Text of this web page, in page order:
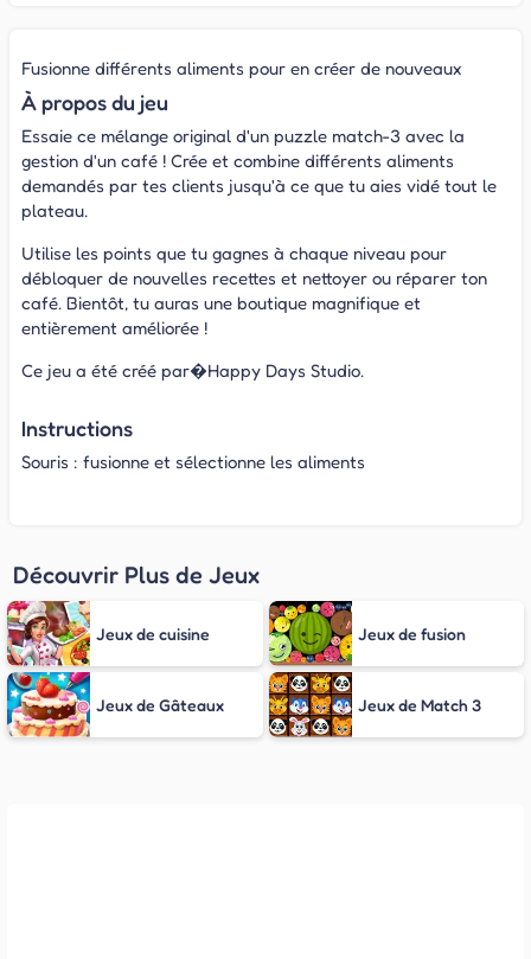
Fusionne différents aliments pour en créer de nouveaux
À propos du jeu
Essaie ce mélange original d'un puzzle match-3 avec la
gestion d'un café ! Crée et combine différents aliments
demandés par tes clients jusqu'à ce que tu aies vidé tout le
plateau.
Utilise les points que tu gagnes à chaque niveau pour
débloquer de nouvelles recettes et nettoyer ou réparer ton
café. Bientôt, tu auras une boutique magnifique et
entièrement améliorée !
Ce jeu a été créé par�Happy Days Studio.
Instructions
Souris : fusionne et sélectionne les aliments
Découvrir Plus de Jeux
Jeux de cuisine Jeux de fusion
Jeux de Gâteaux Jeux de Match 3